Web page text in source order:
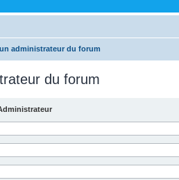
administrateur du forum
du forum